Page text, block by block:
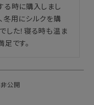
る時に購入しまし
冬用にシルクを購
した！寝る時も温ま
です。
非公開